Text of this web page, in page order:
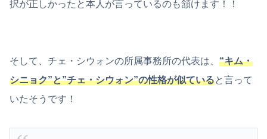
択が正しかったと本人が言っているのも頷けます！！
そして、チェ・シウォンの所属事務所の代表は、 “キム・
シニョク”と”チェ・シウォン”の性格が似ていると言って
いたそうです！